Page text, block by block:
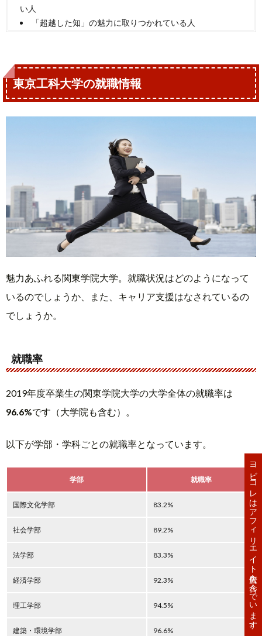
い人
「超越した知」の魅力に取りつかれている人
東京工科大学の就職情報
魅力あふれる関東学院大学。就職状況はどのようになって
いるのでしょうか、また、キャリア支援はなされているの
でしょうか。
就職率
2019年度卒業生の関東学院大学の大学全体の就職率は
96.6%です（大学院も含む）。
以下が学部・学科ごとの就職率となっています。
学部 就職率
国際文化学部 83.2%
社会学部 89.2%
法学部 83.3%
経済学部 92.3%
理工学部 94.5%
建築・環境学部 96.6% ヨビコレはアフィリエイト広告を含んでいます。